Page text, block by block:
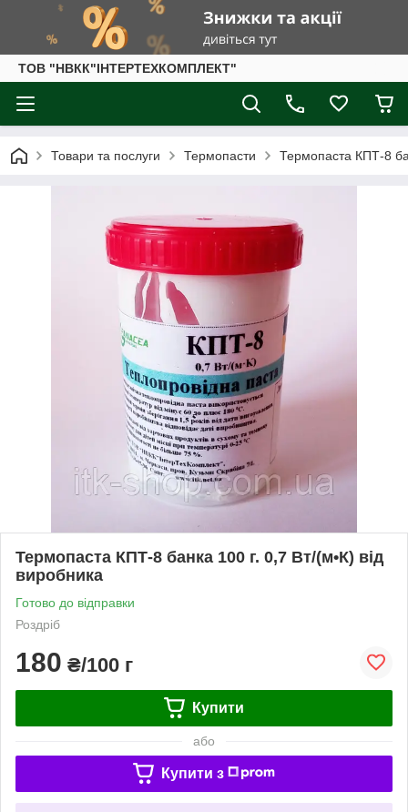
ТОВ "НВКК"ІНТЕРТЕХКОМПЛЕКТ"
Товари та послуги Термопасти Термопаста КПТ-8
Термопаста КПТ-8 банка 100 г. 0,7 Вт/(м•К) від
виробника
Готово до відправки
Роздріб
180 ₴/100 г
Купити
або
Купити з